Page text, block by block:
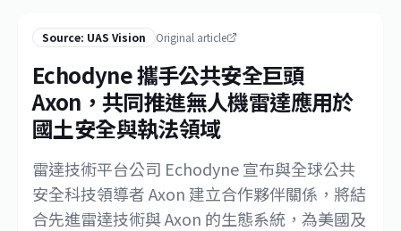
Source: UAS Vision Original article
Echodyne 攜手公共安全巨頭
Axon，共同推進無人機雷達應用於
國土安全與執法領域
雷達技術平台公司 Echodyne 宣布與全球公共
安全科技領導者 Axon 建立合作夥伴關係，將結
合先進雷達技術與 Axon 的生態系統，為美國及